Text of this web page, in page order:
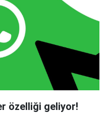
özelliği geliyor!